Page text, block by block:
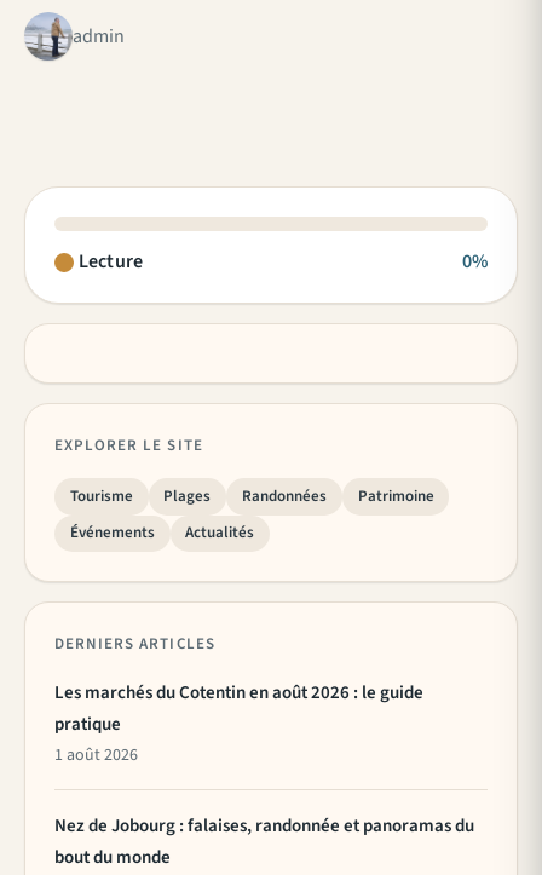
admin
Lecture 0%
EXPLORER LE SITE
Tourisme Plages Randonnées
Patrimoine
Événements
Actualités
DERNIERS ARTICLES
Les marchés du Cotentin en août 2026 : le guide
pratique
1 août 2026
Nez de Jobourg : falaises, randonnée et panoramas du
bout du monde